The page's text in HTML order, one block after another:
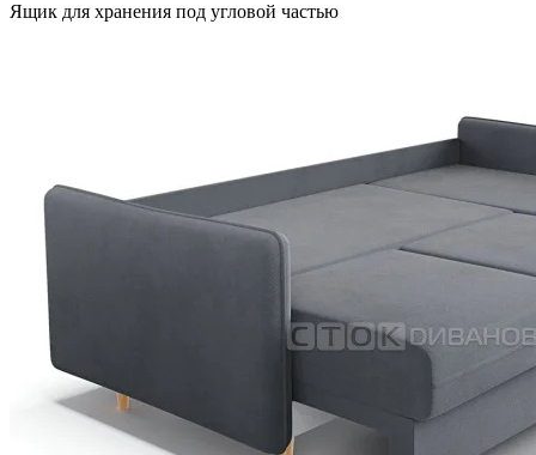
Ящик для хранения под угловой частью